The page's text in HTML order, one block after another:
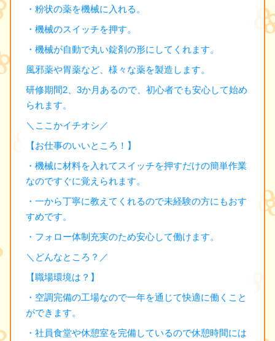
・粉状の薬を機械に入れる。
・機械のスイッチを押す。
・機械が自動で丸い錠剤の形にしてくれます。
風邪薬や胃薬など、様々な薬を製造します。
研修期間2、3か月あるので、初心者でも安心して始め
られます。
＼ここかイチオシ／
【お仕事のいいところ！】
・機械に材料を入れてスイッチを押すだけの簡単作業
なのですぐに覚えられます。
・一から丁寧に教えてくれるので未経験の方にもおす
すめです。
・フォロー体制充実のため安心して働けます。
＼どんなところ？／
【職場環境は？】
・空調完備の工場なので一年を通じて快適に働くこと
ができます。
・社員食堂や休憩室を完備しているので休憩時間には